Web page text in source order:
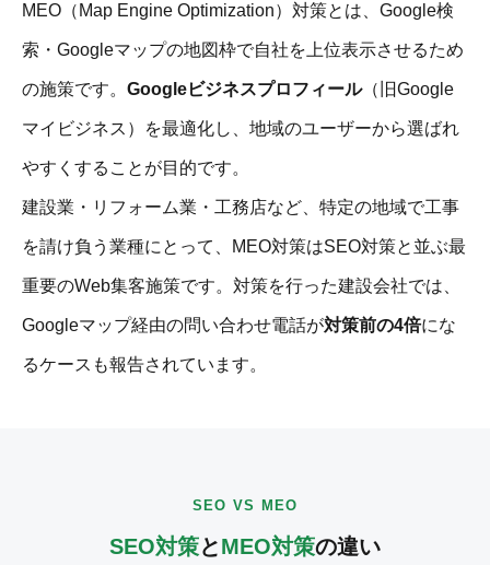
MEO（Map Engine Optimization）対策とは、Google検
索・Googleマップの地図枠で自社を上位表示させるため
の施策です。 Googleビジネスプロフィール（旧Google
マイビジネス）を最適化し、地域のユーザーから選ばれ
やすくすることが目的です。
建設業・リフォーム業・工務店など、特定の地域で工事
を請け負う業種にとって、MEO対策はSEO対策と並ぶ最
重要のWeb集客施策です。対策を行った建設会社では、
Googleマップ経由の問い合わせ電話が対策前の4倍にな
るケースも報告されています。
SEO VS MEO
SEO対策とMEO対策の違い